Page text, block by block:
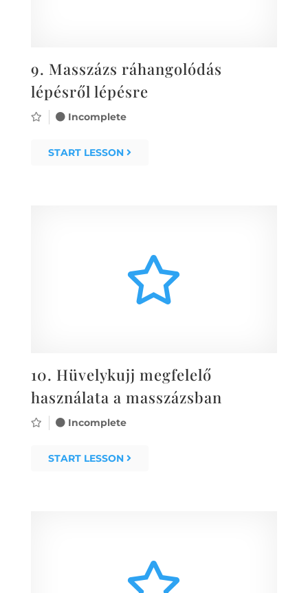
9. Masszázs ráhangolódás
lépésről lépésre
Incomplete
START LESSON
10. Hüvelykujj megfelelő
használata a masszázsban
Incomplete
START LESSON